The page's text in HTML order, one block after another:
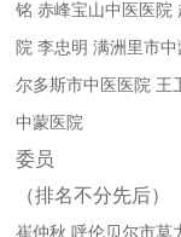
铭 赤峰宝山中医医院
院 李忠明 满洲里市
尔多斯市中医医院 王
中蒙医院
委员
（排名不分先后）
崔仲秋 呼伦贝尔市莫